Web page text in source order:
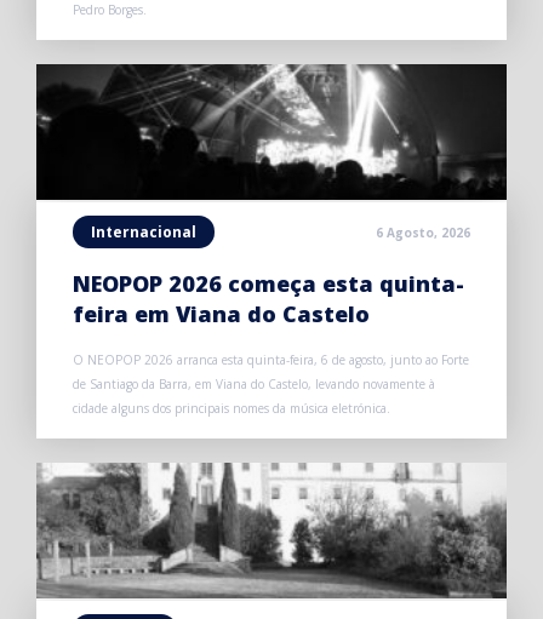
Pedro Borges.
Internacional 6 Agosto, 2026
NEOPOP 2026 começa esta quinta-
feira em Viana do Castelo
O NEOPOP 2026 arranca esta quinta-feira, 6 de agosto, junto ao Forte
de Santiago da Barra, em Viana do Castelo, levando novamente à
cidade alguns dos principais nomes da música eletrónica.